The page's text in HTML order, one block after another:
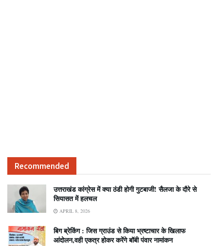
Recommended
उत्तराखंड कांग्रेस में क्या ठंडी होगी गुटबाजी! सैलजा के दौरे से
सियासत में हलचल
APRIL 8, 2026
बिग ब्रेकिंग : जिस ग्राउंड से किया भ्रष्टाचार के खिलाफ
आंदोलन,वही एकत्र होकर करेंगे बॉबी पंवार नामांकन